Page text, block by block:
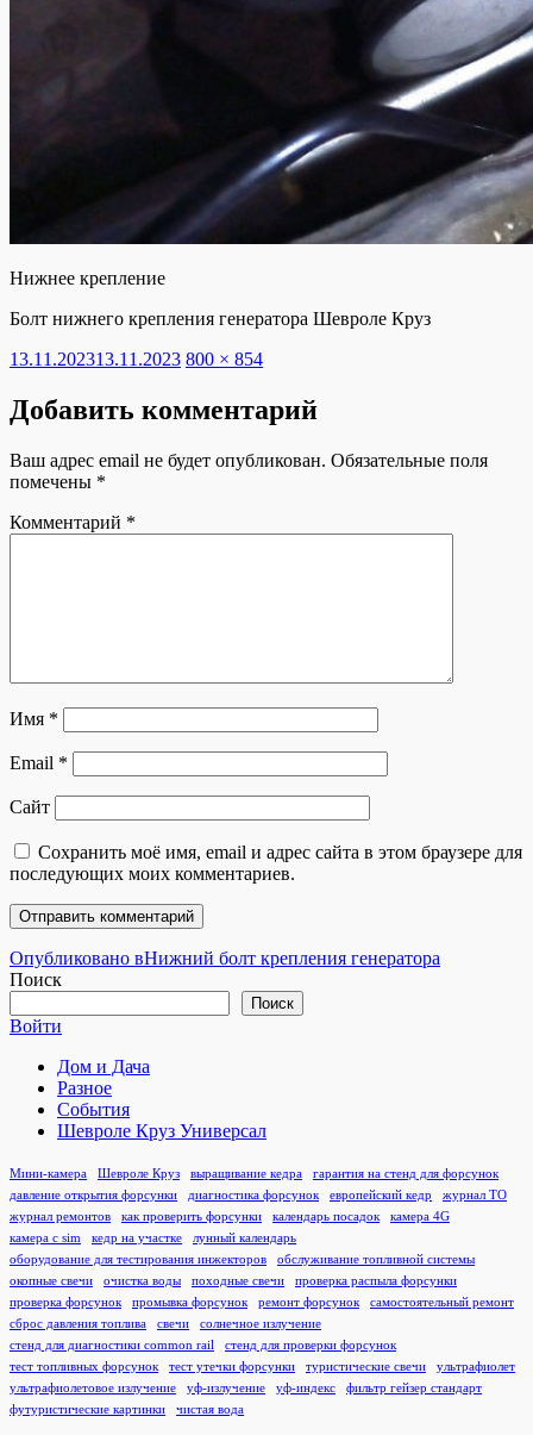
Нижнее крепление
Болт нижнего крепления генератора Шевроле Круз
Опубликовано
13.11.202313.11.2023 Полный
800 × 854
Добавить комментарий
Ваш адрес email не будет опубликован. Обязательные поля
помечены *
Комментарий *
Имя *
Email *
Сайт
Сохранить моё имя, email и адрес сайта в этом браузере для
последующих моих комментариев.
Навигация
по
записям
Опубликовано вНижний болт крепления генератора
Поиск
Поиск
Войти
Дом и Дача
Разное
События
Шевроле Круз Универсал
Мини-камера Шевроле Круз выращивание кедра
гарантия на стенд для форсунок
давление открытия форсунки
диагностика форсунок европейский кедр
журнал ТО
журнал ремонтов
как проверить форсунки календарь посадок
камера 4G
камера с sim
кедр на участке
лунный календарь
оборудование для тестирования инжекторов
обслуживание топливной системы
окопные свечи
очистка воды походные свечи
проверка распыла форсунки
проверка форсунок
промывка форсунок ремонт форсунок
самостоятельный ремонт
сброс давления топлива
свечи
солнечное излучение
стенд для диагностики common rail
стенд для проверки форсунок
тест топливных форсунок
тест утечки форсунки туристические свечи
ультрафиолет
ультрафиолетовое излучение
уф-излучение уф-индекс
фильтр гейзер стандарт
футуристические картинки
чистая вода